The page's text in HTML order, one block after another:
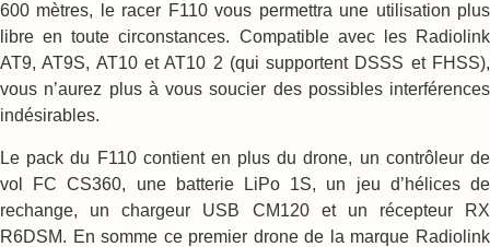
600 mètres, le racer F110 vous permettra une utilisation plus
libre en toute circonstances. Compatible avec les Radiolink
AT9, AT9S, AT10 et AT10 2 (qui supportent DSSS et FHSS),
vous n’aurez plus à vous soucier des possibles interférences
indésirables.
Le pack du F110 contient en plus du drone, un contrôleur de
vol FC CS360, une batterie LiPo 1S, un jeu d’hélices de
rechange, un chargeur USB CM120 et un récepteur RX
R6DSM. En somme ce premier drone de la marque Radiolink